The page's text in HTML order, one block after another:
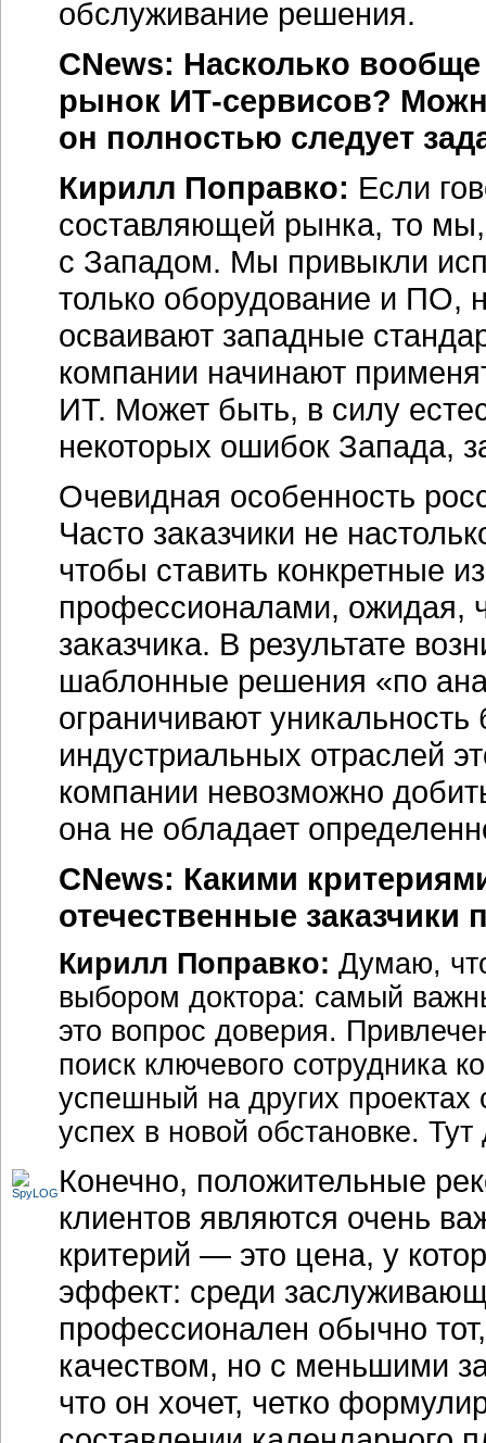
обслуживание решения.
CNews: Насколько
рынок ИТ-сервисов?
он полностью следует
Кирилл Поправко: Если
составляющей рынка, то
с Западом. Мы привыкли
только оборудование и ПО,
осваивают западные
компании начинают
ИТ. Может быть, в силу
некоторых ошибок Запада,
Очевидная особенность
Часто заказчики не
чтобы ставить конкретные
профессионалами, ожидая,
заказчика. В результате
шаблонные решения «по
ограничивают уникальность
индустриальных отраслей
компании невозможно
она не обладает
CNews: Какими
отечественные заказчики
Кирилл Поправко: Думаю,
выбором доктора: самый
это вопрос доверия.
поиск ключевого сотрудника
успешный на других проектах
успех в новой обстановке.
Конечно, положительные
клиентов являются очень
критерий — это цена, у
эффект: среди
профессионален обычно
качеством, но с меньшими
что он хочет, четко